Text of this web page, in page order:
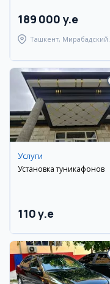
189 000 y.e
Ташкент, Мирабадский
Услуги
Установка туникафонов
110 y.e